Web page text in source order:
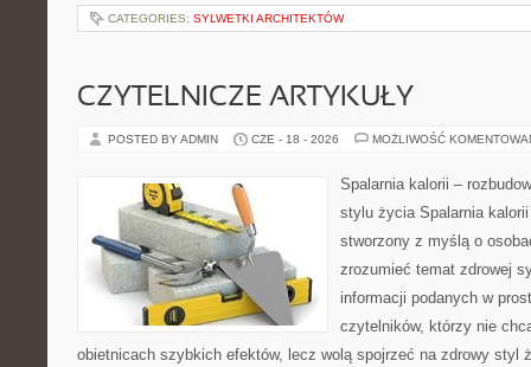
CATEGORIES: SYLWETKI ARCHITEKTÓW
CZYTELNICZE ARTYKUŁY
POSTED BY ADMIN CZE - 18 - 2026 MOŻLIWOŚĆ
Spalarnia kalorii –
stylu życia Spalarnia
stworzony z myślą o
zrozumieć temat zdrowej
informacji podanych w
czytelników, którzy nie
obietnicach szybkich efektów, lecz wolą spojrzeć na zdrowy styl